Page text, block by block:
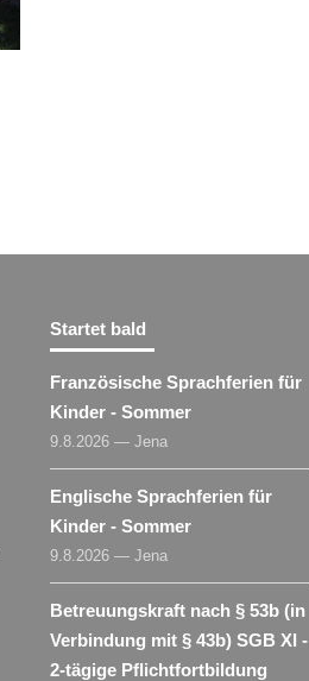
Startet bald
Französische Sprachferien für
Kinder - Sommer
9.8.2026 — Jena
Englische Sprachferien für
Kinder - Sommer
9.8.2026 — Jena
Betreuungskraft nach § 53b (in
Verbindung mit § 43b) SGB XI -
2-tägige Pflichtfortbildung